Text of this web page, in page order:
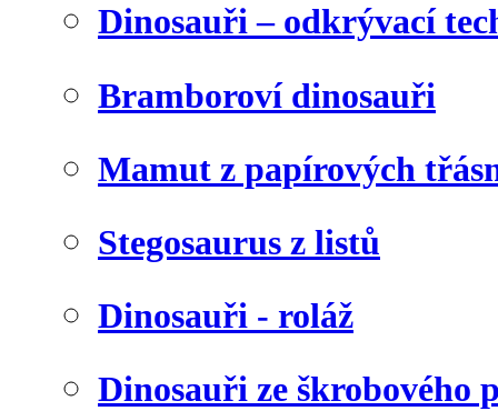
Dinosauři – odkrývací
Bramboroví dinosauři
Mamut z papírových
Stegosaurus z listů
Dinosauři - roláž
Dinosauři ze škrobového